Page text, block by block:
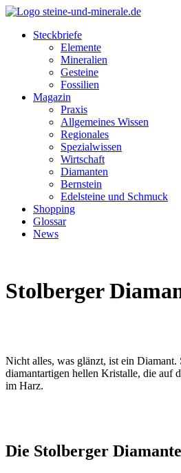
Steckbriefe
Elemente
Mineralien
Gesteine
Fossilien
Magazin
Praxis
Allgemeines Wissen
Regionales
Spezialwissen
Wirtschaft
Diamanten
Bernstein
Edelsteine und Schmuck
Shopping
Glossar
News
Stolberger
Nicht alles, was glänzt, ist ein Diamant.
diamantartigen hellen Kristalle, die auf
im Harz.
Die Stolberger